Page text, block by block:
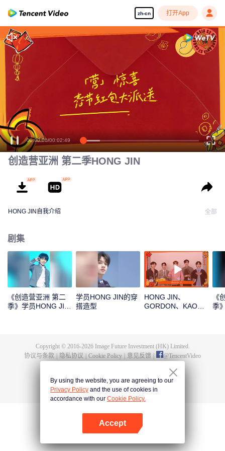
zh-cn 打开App
00:00:00/00:02:49
创造营亚洲 第二季HONG JIN
HONG JIN自我介绍 全部
剧集
《创造营亚洲 第二
季》学员HONG JIN
学员HONG JIN的穿
搭造型
HONG JIN、
GORDON、KAO、
《
季
Copyright © 2016-2026Image Future Investment (HK) Limited.
协议与条款
隐私协议 Cookie Policy 意见反馈 @TencentVideo
By using the website, you are agreeing to our
Privacy Policy and the use of cookies in
accordance with our Cookie Policy.
Accept